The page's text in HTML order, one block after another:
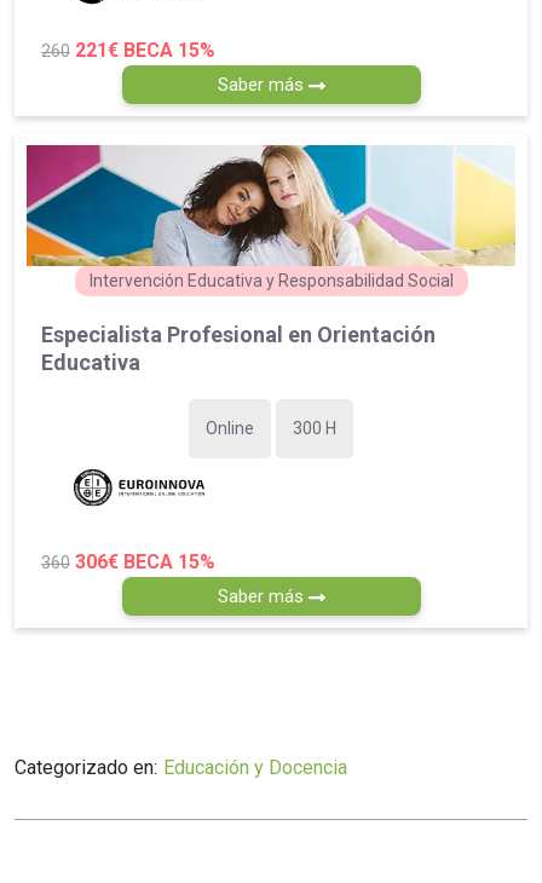
260 221€ BECA 15%
Saber más
Intervención Educativa y Responsabilidad Social
Especialista Profesional en Orientación
Educativa
Online 300 H
360 306€ BECA 15%
Saber más
Categorizado en: Educación y Docencia